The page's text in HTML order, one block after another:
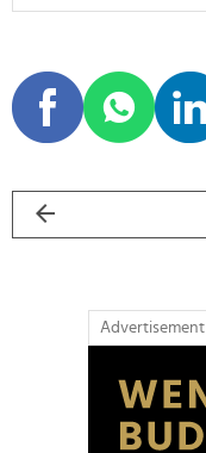
Advertisement